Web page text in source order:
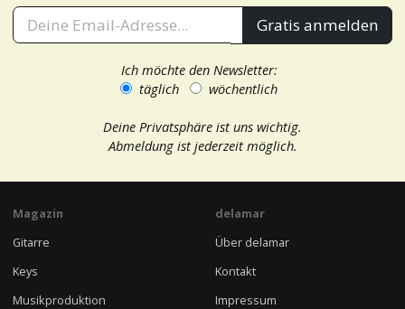
Gratis anmelden
Ich möchte den Newsletter:
täglich
wöchentlich
Deine Privatsphäre ist uns wichtig.
Abmeldung ist jederzeit möglich.
Magazin
Gitarre
Keys
Musikproduktion
delamar
Über delamar
Kontakt
Impressum